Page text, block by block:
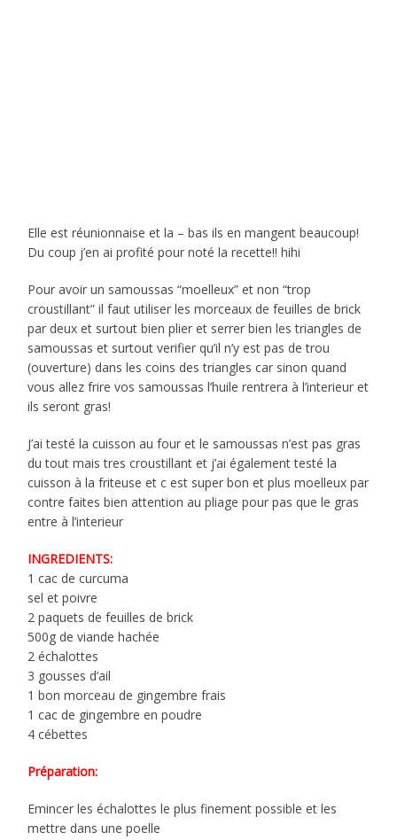
Elle est réunionnaise et la – bas ils en mangent beaucoup!
Du coup j’en ai profité pour noté la recette!! hihi
Pour avoir un samoussas “moelleux” et non “trop
croustillant” il faut utiliser les morceaux de feuilles de brick
par deux et surtout bien plier et serrer bien les triangles de
samoussas et surtout verifier qu’il n’y est pas de trou
(ouverture) dans les coins des triangles car sinon quand
vous allez frire vos samoussas l’huile rentrera à l’interieur et
ils seront gras!
J’ai testé la cuisson au four et le samoussas n’est pas gras
du tout mais tres croustillant et j’ai également testé la
cuisson à la friteuse et c est super bon et plus moelleux par
contre faites bien attention au pliage pour pas que le gras
entre à l’interieur
INGREDIENTS:
1 cac de curcuma
sel et poivre
2 paquets de feuilles de brick
500g de viande hachée
2 échalottes
3 gousses d’ail
1 bon morceau de gingembre frais
1 cac de gingembre en poudre
4 cébettes
Préparation:
Emincer les échalottes le plus finement possible et les
mettre dans une poelle